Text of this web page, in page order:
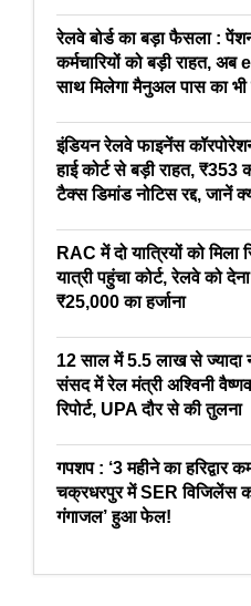
रेलवे बोर्ड का बड़ा फैसला :
कर्मचारियों को बड़ी राहत,
साथ मिलेगा मैनुअल पास का भी
इंडियन रेलवे फाइनेंस
हाई कोर्ट से बड़ी राहत, ₹353
टैक्स डिमांड नोटिस रद्द, जानें
RAC में दो यात्रियों को मिला
यात्री पहुंचा कोर्ट, रेलवे को देना
₹25,000 का हर्जाना
12 साल में 5.5 लाख से ज्यादा
संसद में रेल मंत्री अश्विनी
रिपोर्ट, UPA दौर से की तुलना
गपशप : ‘3 महीने का हरिद्वार
चक्रधरपुर में SER विजिलेंस
गंगाजल’ हुआ फेल!